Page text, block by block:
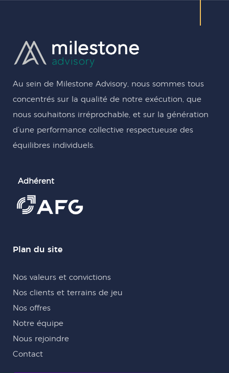
Au sein de Milestone Advisory, nous sommes tous
concentrés sur la qualité de notre exécution, que
nous souhaitons irréprochable, et sur la génération
d’une performance collective respectueuse des
équilibres individuels.
Adhérent
Plan du site
Nos valeurs et convictions
Nos clients et terrains de jeu
Nos offres
Notre équipe
Nous rejoindre
Contact